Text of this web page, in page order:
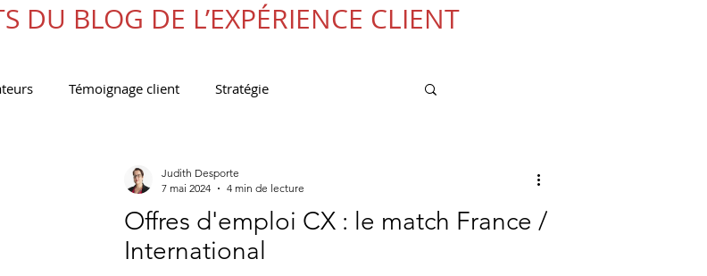
DU BLOG DE L’EXPÉRIENCE CLIENT
Témoignage client Stratégie
Offres d'emploi CX : le match France /
International
Judith Desporte
7 mai 2024
4 min de lecture